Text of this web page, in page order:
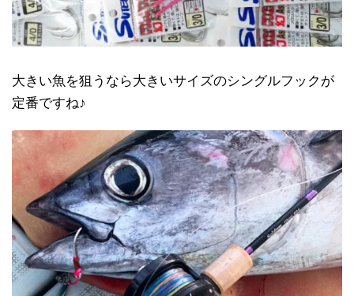
大きい魚を狙うなら大きいサイズのシングルフックが
定番ですね♪